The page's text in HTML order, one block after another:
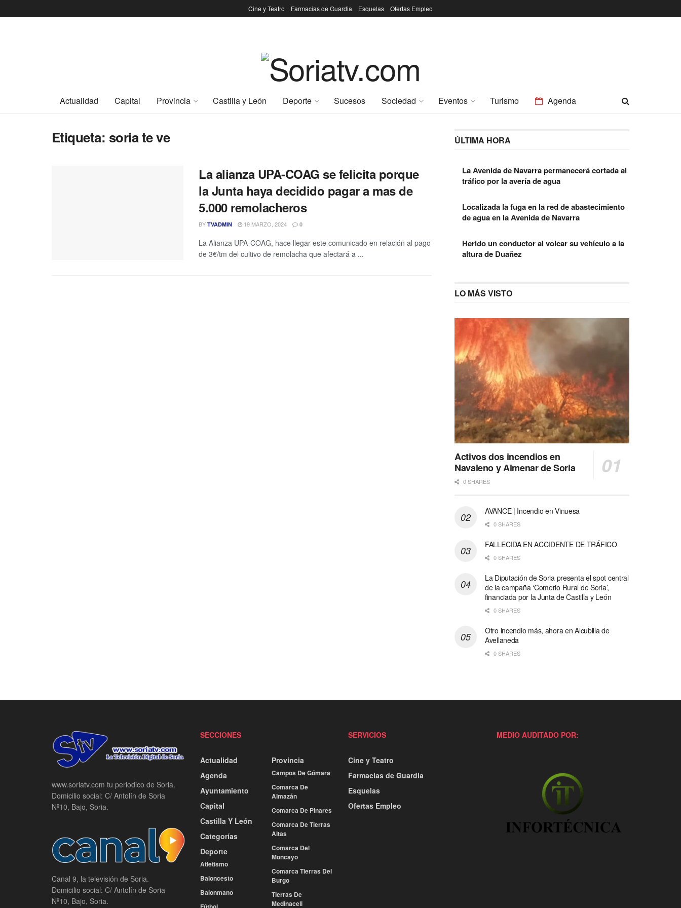
Cine y Teatro Farmacias de Guardia Esquelas Ofertas Empleo
Actualidad Capital Provincia Castilla y León Deporte Sucesos Sociedad Eventos Turismo Agenda
Etiqueta: soria te ve
La alianza UPA-COAG se felicita porque
la Junta haya decidido pagar a mas de
5.000 remolacheros
BY TVADMIN 19 MARZO, 2024 0
La Alianza UPA-COAG, hace llegar este comunicado en relación al pago
de 3€/tm del cultivo de remolacha que afectará a ...
ÚLTIMA HORA
La Avenida de Navarra permanecerá cortada al
tráfico por la avería de agua
Localizada la fuga en la red de abastecimiento
de agua en la Avenida de Navarra
Herido un conductor al volcar su vehículo a la
altura de Duañez
LO MÁS VISTO
Activos dos incendios en
Navaleno y Almenar de Soria
0 SHARES
AVANCE | Incendio en Vinuesa
0 SHARES
FALLECIDA EN ACCIDENTE DE TRÁFICO
0 SHARES
La Diputación de Soria presenta el spot central
de la campaña ‘Comerio Rural de Soria’,
financiada por la Junta de Castilla y León
0 SHARES
Otro incendio más, ahora en Alcubilla de
Avellaneda
0 SHARES
www.soriatv.com tu periodico de Soria.
Domicilio social: C/ Antolín de Soria
Nº10, Bajo, Soria.
Canal 9, la televisión de Soria.
Domicilio social: C/ Antolín de Soria
Nº10, Bajo, Soria.
SECCIONES
Actualidad
Agenda
Ayuntamiento
Capital
Castilla Y León
Categorías
Deporte
Atletismo
Baloncesto
Balonmano
Provincia
Campos De Gómara
Comarca De
Almazán
Comarca De Pinares
Comarca De Tierras
Altas
Comarca Del
Moncayo
Comarca Tierras Del
Burgo
Tierras De
Medinaceli
SERVICIOS
Cine y Teatro
Farmacias de Guardia
Esquelas
Ofertas Empleo
MEDIO AUDITADO POR: